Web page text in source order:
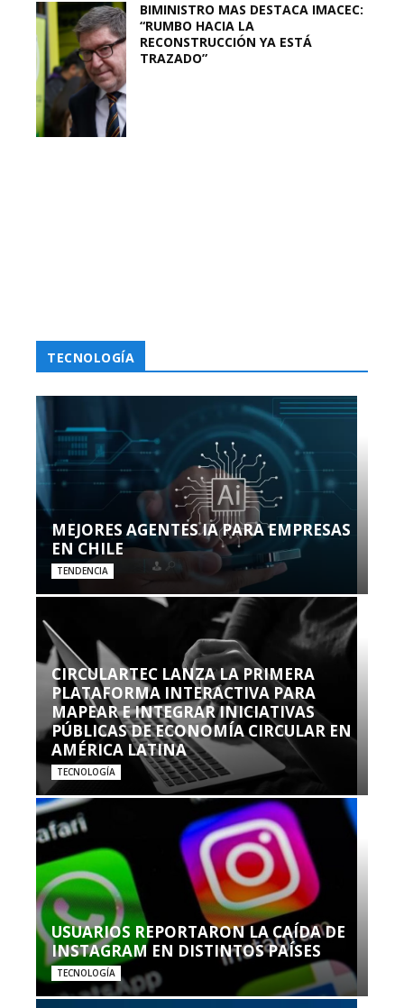
BIMINISTRO MAS DESTACA IMACEC:
“RUMBO HACIA LA
RECONSTRUCCIÓN YA ESTÁ
TRAZADO”
TECNOLOGÍA
MEJORES AGENTES IA PARA EMPRESAS
EN CHILE
TENDENCIA
CIRCULARTEC LANZA LA PRIMERA
PLATAFORMA INTERACTIVA PARA
MAPEAR E INTEGRAR INICIATIVAS
PÚBLICAS DE ECONOMÍA CIRCULAR EN
AMÉRICA LATINA
TECNOLOGÍA
USUARIOS REPORTARON LA CAÍDA DE
INSTAGRAM EN DISTINTOS PAÍSES
TECNOLOGÍA